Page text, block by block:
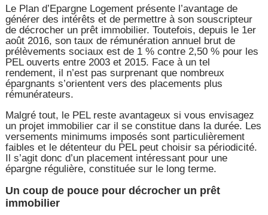
Le Plan d’Epargne Logement présente l’avantage de
générer des intérêts et de permettre à son souscripteur
de décrocher un prêt immobilier. Toutefois, depuis le 1er
août 2016, son taux de rémunération annuel brut de
prélèvements sociaux est de 1 % contre 2,50 % pour les
PEL ouverts entre 2003 et 2015. Face à un tel
rendement, il n’est pas surprenant que nombreux
épargnants s’orientent vers des placements plus
rémunérateurs.
Malgré tout, le PEL reste avantageux si vous envisagez
un projet immobilier car il se constitue dans la durée. Les
versements minimums imposés sont particulièrement
faibles et le détenteur du PEL peut choisir sa périodicité.
Il s’agit donc d’un placement intéressant pour une
épargne régulière, constituée sur le long terme.
Un coup de pouce pour décrocher un prêt
immobilier